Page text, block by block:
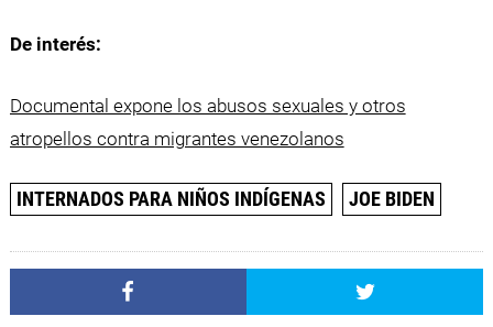
De interés:
Documental expone los abusos sexuales y otros
atropellos contra migrantes venezolanos
INTERNADOS PARA NIÑOS INDÍGENAS JOE BIDEN